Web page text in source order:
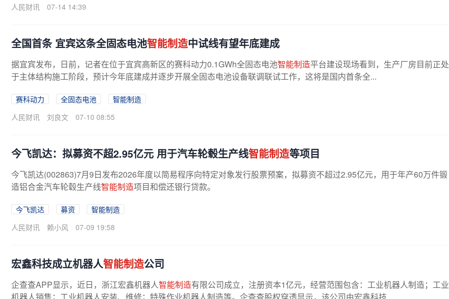
人民财讯
07-14 14:39
全国首条 宜宾这条全固态电池智能制造中试线有望年底建成
据宜宾发布，日前，记者在位于宜宾高新区的赛科动力0.1GWh全固态电池智能制造平台建设现场看到，生产厂房目前正处
于主体结构施工阶段，预计今年底建成并逐步开展全固态电池设备联调联试工作，这将是国内首条全...
赛科动力 全固态电池
智能制造
人民财讯
刘良文 07-10 08:55
今飞凯达：拟募资不超2.95亿元 用于汽车轮毂生产线智能制造等项目
今飞凯达(002863)7月9日发布2026年度以简易程序向特定对象发行股票预案，拟募资不超过2.95亿元，用于年产60万件锻
造铝合金汽车轮毂生产线智能制造项目和偿还银行贷款。
今飞凯达 募资
智能制造
人民财讯
赖小风 07-09 19:58
宏鑫科技成立机器人智能制造公司
企查查APP显示，近日，浙江宏鑫机器人智能制造有限公司成立，注册资本1亿元，经营范围包含：工业机器人制造；工业